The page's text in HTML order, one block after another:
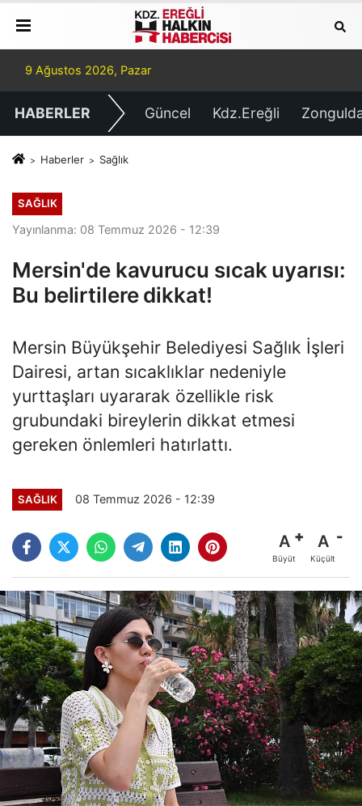
9 Ağustos 2026, Pazar
HABERLER Güncel Kdz.Ereğli
Haberler Sağlık
SAĞLIK
Yayınlanma: 08 Temmuz 2026 - 12:39
Mersin'de kavurucu sıcak uyarısı:
Bu belirtilere dikkat!
Mersin Büyükşehir Belediyesi Sağlık İşleri
Dairesi, artan sıcaklıklar nedeniyle
yurttaşları uyararak özellikle risk
grubundaki bireylerin dikkat etmesi
gereken önlemleri hatırlattı.
SAĞLIK 08 Temmuz 2026 - 12:39
A
Büyüt
A
Küçült